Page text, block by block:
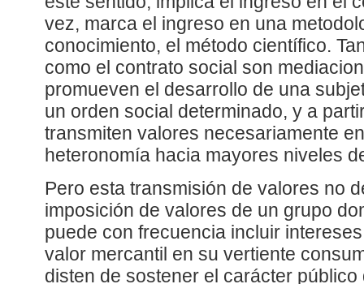
vez, marca el ingreso en una
conocimiento, el método científico.
como el contrato social son
promueven el desarrollo de una
un orden social determinado, y a
transmiten valores necesariamente
heteronomía hacia mayores niveles
Pero esta transmisión de valores no
imposición de valores de un grupo
puede con frecuencia incluir
valor mercantil en su vertiente
disten de sostener el carácter